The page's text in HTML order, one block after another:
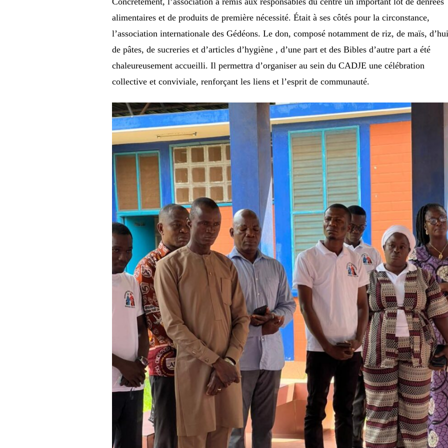
alimentaires et de produits de première nécessité. Était à ses côtés pour la circonstance,
l’association internationale des Gédéons. Le don, composé notamment de riz, de maïs,
de pâtes, de sucreries et d’articles d’hygiène , d’une part et des Bibles d’autre part a été
chaleureusement accueilli. Il permettra d’organiser au sein du CADJE une célébration
collective et conviviale, renforçant les liens et l’esprit de communauté.